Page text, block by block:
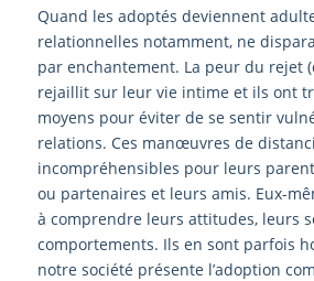
Quand les adoptés deviennent
relationnelles notamment, ne
par enchantement. La peur du rejet
rejaillit sur leur vie intime et ils ont
moyens pour éviter de se sentir
relations. Ces manœuvres de
incompréhensibles pour leurs
ou partenaires et leurs amis. Eux-
à comprendre leurs attitudes, leurs
comportements. Ils en sont parfois
notre société présente l’adoption